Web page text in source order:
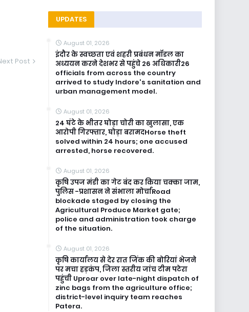
Post
UPDATES
August 01, 2026
इंदौर के स्वच्छता एवं शहरी प्रबंधन मॉडल का
अध्ययन करने देशभर से पहुंचे 26 अधिकारी26
officials from across the country
arrived to study Indore's sanitation and
urban management model.
August 01, 2026
24 घंटे के भीतर घोड़ा चोरी का खुलासा, एक
आरोपी गिरफ्तार, घोड़ा बरामदHorse theft
solved within 24 hours; one accused
arrested, horse recovered.
August 01, 2026
कृषि उपज मंडी का गेट बंद कर किया चक्का जाम,
पुलिस -प्रशासन ने संभाला मोर्चाRoad
blockade staged by closing the
Agricultural Produce Market gate;
police and administration took charge
of the situation.
August 01, 2026
कृषि कार्यालय से देर रात जिंक की बोरियां भेजने
पर मचा हड़कंप, जिला स्तरीय जांच टीम पटेरा
पहुंची Uproar over late-night dispatch of
zinc bags from the agriculture office;
district-level inquiry team reaches
Patera.